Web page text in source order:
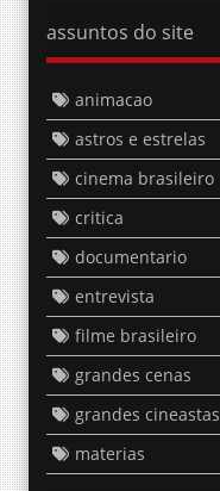
assuntos do site
animacao
astros e estrelas
cinema brasileiro
critica
documentario
entrevista
filme brasileiro
grandes cenas
grandes cineastas
materias